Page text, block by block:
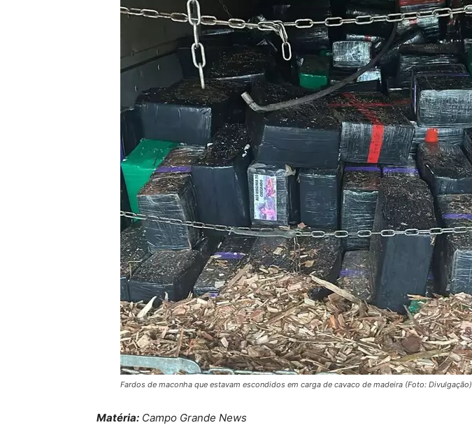
Fardos de maconha que estavam escondidos em carga de cavaco de madeira (Foto: Divulgação)
Matéria: Campo Grande News